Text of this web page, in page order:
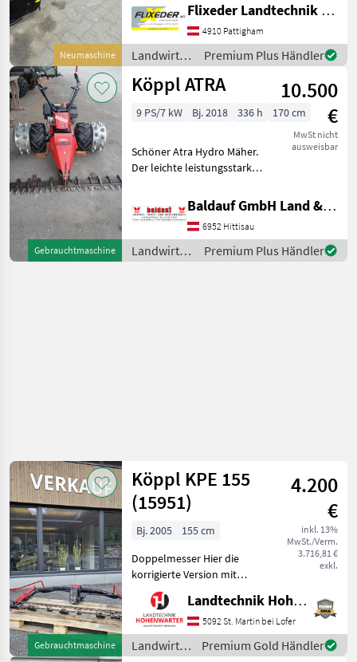
Neumaschine
Doppelmesser,
Zwillingsräder,
Differentialsperre,
Lenkbremse, Fingerbalken,
Mulchbalken,
Kommunalbalken, Boden
Flixeder Landtechnik GmbH
4910 Pattigham
Landwirtsch.
Motorfahrzeuge
/ Köppl
Premium Plus Händler
Gebrauchtmaschine
Köppl ATRA
10.500
€
MwSt nicht
ausweisbar
9 PS/7 kW Bj. 2018 336 h 170 cm
Schöner Atra Hydro Mäher.
Der leichte leistungsstarke
mit stufenlosem
hydraulischem Fahrantrieb
über Magura Drehgriff
stufenlos verstellbar.
Baldauf GmbH Land & Forsttechnik - Kommunal & Gartengeräte
6952 Hittisau
Landwirtsch.
Motorfahrzeuge
Premium Plus Händler
Gebrauchtmaschine
Köppl KPE 155
(15951)
4.200
€
inkl. 13%
MwSt./Verm.
3.716,81 €
exkl.
Bj. 2005
155 cm
Doppelmesser Hier die
korrigierte Version mit
deiner Kategorie: ---
Produktbeschreibung
Köppl KPE 155
Doppelmesser Ich freue
mich, Ihnen im
Landtechnik Hohenwarter GmbH
5092 St. Martin bei Lofer
Landwirtsch. Premium Gold Händler